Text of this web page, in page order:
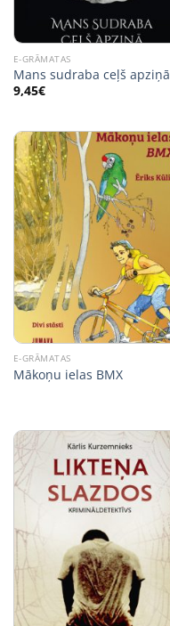
E-GRĀMATAS
Mans sudraba ceļš apziņā
9,45€
E-GRĀMATAS
Mākoņu ielas BMX